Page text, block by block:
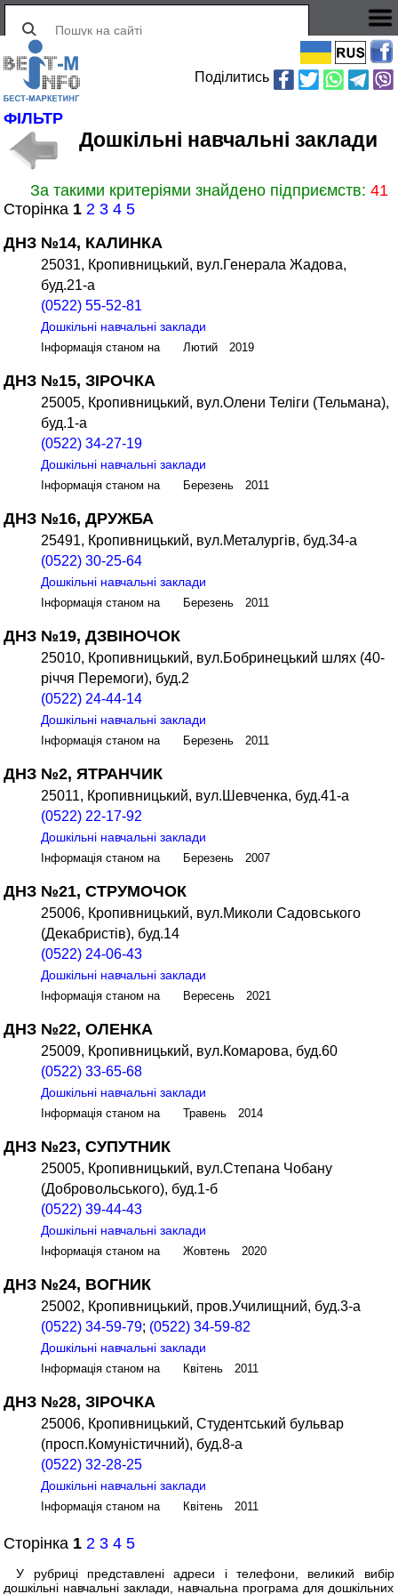
Поділитись
ФІЛЬТР
Дошкільні навчальні заклади
За такими критеріями знайдено підприємств:41
Сторінка 12 3 4 5
ДНЗ №14, КАЛИНКА
25031, Кропивницький, вул.Генерала Жадова,
буд.21-а
(0522) 55-52-81
Дошкільні навчальні заклади
Інформація станом на Лютий 2019
ДНЗ №15, ЗІРОЧКА
25005, Кропивницький, вул.Олени Теліги (Тельмана),
буд.1-а
(0522) 34-27-19
Дошкільні навчальні заклади
Інформація станом на Березень 2011
ДНЗ №16, ДРУЖБА
25491, Кропивницький, вул.Металургів, буд.34-а
(0522) 30-25-64
Дошкільні навчальні заклади
Інформація станом на Березень 2011
ДНЗ №19, ДЗВІНОЧОК
25010, Кропивницький, вул.Бобринецький шлях (40-
річчя Перемоги), буд.2
(0522) 24-44-14
Дошкільні навчальні заклади
Інформація станом на Березень 2011
ДНЗ №2, ЯТРАНЧИК
25011, Кропивницький, вул.Шевченка, буд.41-а
(0522) 22-17-92
Дошкільні навчальні заклади
Інформація станом на Березень 2007
ДНЗ №21, СТРУМОЧОК
25006, Кропивницький, вул.Миколи Садовського
(Декабристів), буд.14
(0522) 24-06-43
Дошкільні навчальні заклади
Інформація станом на Вересень 2021
ДНЗ №22, ОЛЕНКА
25009, Кропивницький, вул.Комарова, буд.60
(0522) 33-65-68
Дошкільні навчальні заклади
Інформація станом на Травень 2014
ДНЗ №23, СУПУТНИК
25005, Кропивницький, вул.Степана Чобану
(Добровольського), буд.1-б
(0522) 39-44-43
Дошкільні навчальні заклади
Інформація станом на Жовтень 2020
ДНЗ №24, ВОГНИК
25002, Кропивницький, пров.Училищний, буд.3-а
(0522) 34-59-79; (0522) 34-59-82
Дошкільні навчальні заклади
Інформація станом на Квітень 2011
ДНЗ №28, ЗІРОЧКА
25006, Кропивницький, Студентський бульвар
(просп.Комуністичний), буд.8-а
(0522) 32-28-25
Дошкільні навчальні заклади
Інформація станом на Квітень 2011
Сторінка 12 3 4 5
У рубриці представлені адреси і телефони, великий вибір
дошкільні навчальні заклади, навчальна програма для дошкільних